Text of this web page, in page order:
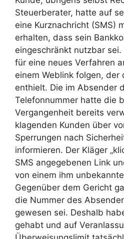
Steuerberater, hatte auf
eine Kurznachricht (SMS)
erhalten, dass sein
eingeschränkt nutzbar
für eine neues Verfahren
einem Weblink folgen, der
enthielt. Die im Absender
Telefonnummer hatte die
Vergangenheit bereits
klagenden Kunden über
Sperrungen nach
informieren. Der Kläger
SMS angegebenen Link
von einem ihm
Gegenüber dem Gericht
die Nummer des
gewesen sei. Deshalb
gehabt und auf